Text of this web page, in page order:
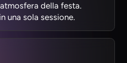
della festa.
una sola sessione.